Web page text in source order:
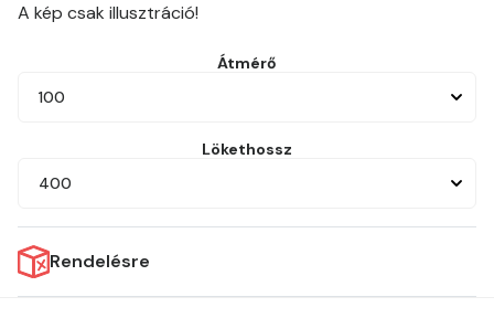
A kép csak illusztráció!
Átmérő
100
Lökethossz
400
Rendelésre